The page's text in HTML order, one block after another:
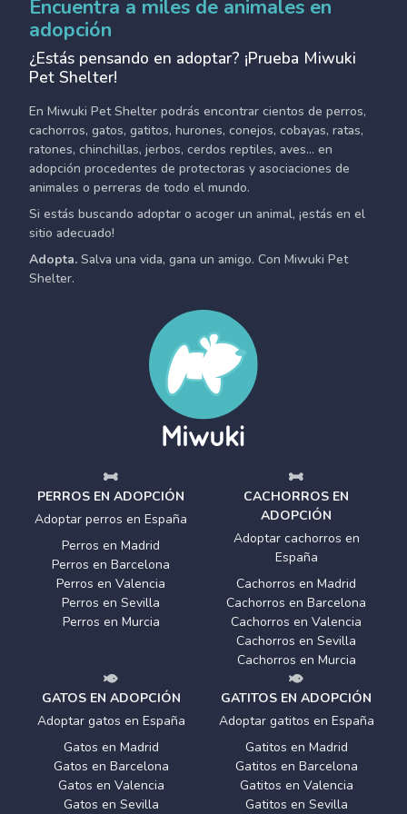
Encuentra a miles de animales en
adopción
¿Estás pensando en adoptar? ¡Prueba Miwuki
Pet Shelter!
En Miwuki Pet Shelter podrás encontrar cientos de perros,
cachorros, gatos, gatitos, hurones, conejos, cobayas, ratas,
ratones, chinchillas, jerbos, cerdos reptiles, aves... en
adopción procedentes de protectoras y asociaciones de
animales o perreras de todo el mundo.
Si estás buscando adoptar o acoger un animal, ¡estás en el
sitio adecuado!
Adopta. Salva una vida, gana un amigo. Con Miwuki Pet
Shelter.
PERROS EN ADOPCIÓN
Adoptar perros en España
Perros en Madrid
Perros en Barcelona
Perros en Valencia
Perros en Sevilla
Perros en Murcia
CACHORROS EN
ADOPCIÓN
Adoptar cachorros en
España
Cachorros en Madrid
Cachorros en Barcelona
Cachorros en Valencia
Cachorros en Sevilla
Cachorros en Murcia
GATOS EN ADOPCIÓN
Adoptar gatos en España
Gatos en Madrid
Gatos en Barcelona
Gatos en Valencia
Gatos en Sevilla
GATITOS EN ADOPCIÓN
Adoptar gatitos en España
Gatitos en Madrid
Gatitos en Barcelona
Gatitos en Valencia
Gatitos en Sevilla